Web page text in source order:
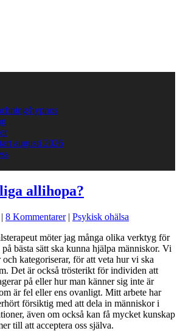
hypnos
augusti 2026
allihopa?
| 8 Kommentarer| Psykisk ohälsa
möter jag många olika verktyg för
bästa sätt ska kunna hjälpa människor. Vi
kategoriserar, för att veta hur vi ska
Det är också trösterikt för individen att
på eller hur man känner sig inte är
är fel eller ens ovanligt. Mitt arbete har
försiktig med att dela in människor i
även om också kan få mycket kunskap
till att acceptera oss själva.